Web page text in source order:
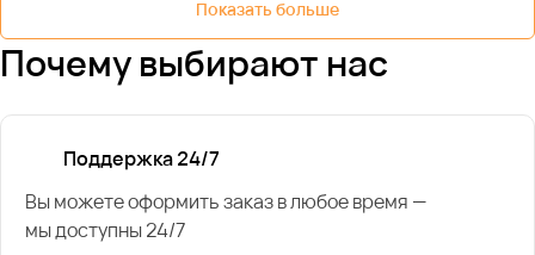
Показать больше
Почему выбирают нас
Поддержка 24/7
Вы можете оформить заказ в любое время —
мы доступны 24/7